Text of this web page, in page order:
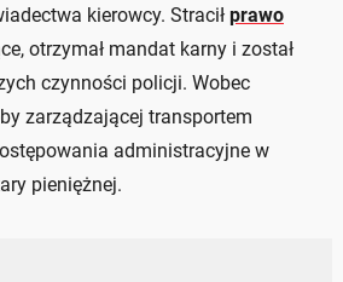
kierowcy. Stracił prawo
otrzymał mandat karny i został
czynności policji. Wobec
zarządzającej transportem
administracyjne w
pieniężnej.